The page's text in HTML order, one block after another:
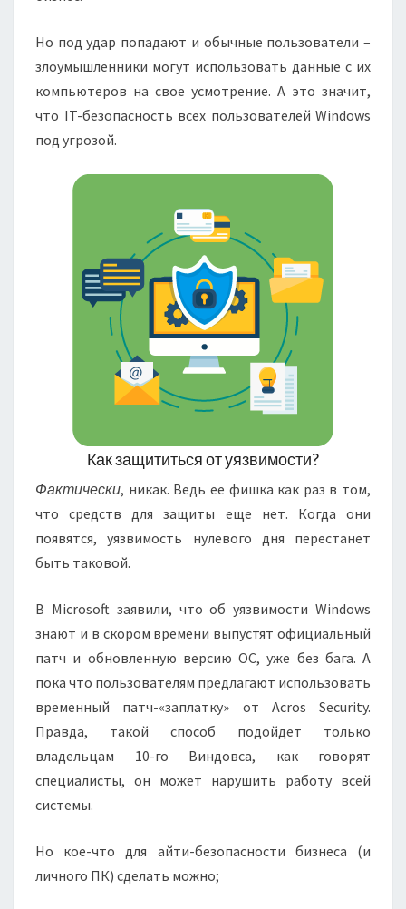
Но под удар попадают и обычные пользователи –
злоумышленники могут использовать данные с их
компьютеров на свое усмотрение. А это значит,
что IT-безопасность всех пользователей Windows
под угрозой.
Как защититься от уязвимости?
Фактически, никак. Ведь ее фишка как раз в том,
что средств для защиты еще нет. Когда они
появятся, уязвимость нулевого дня перестанет
быть таковой.
В Microsoft заявили, что об уязвимости Windows
знают и в скором времени выпустят официальный
патч и обновленную версию ОС, уже без бага. А
пока что пользователям предлагают использовать
временный патч-«заплатку» от Acros Security.
Правда, такой способ подойдет только
владельцам 10-го Виндовса, как говорят
специалисты, он может нарушить работу всей
системы.
Но кое-что для айти-безопасности бизнеса (и
личного ПК) сделать можно;